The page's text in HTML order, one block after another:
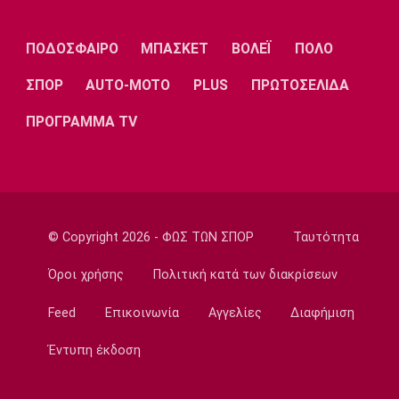
Ντόρτμουντ
Ζερμέν
Μονακό
Ερυθρός
Τότεναμ
ΠΟΔΟΣΦΑΙΡΟ ΜΠΑΣΚΕΤ ΒΟΛΕΪ ΠΟΛΟ
ΣΠΟΡ AUTO-MOTO PLUS ΠΡΩΤΟΣΕΛΙΔΑ
ΠΡΟΓΡΑΜΜΑ TV
© Copyright 2026 - ΦΩΣ ΤΩΝ ΣΠΟΡ Ταυτότητα
Όροι χρήσης Πολιτική κατά των διακρίσεων
Feed Επικοινωνία Αγγελίες Διαφήμιση
Έντυπη έκδοση